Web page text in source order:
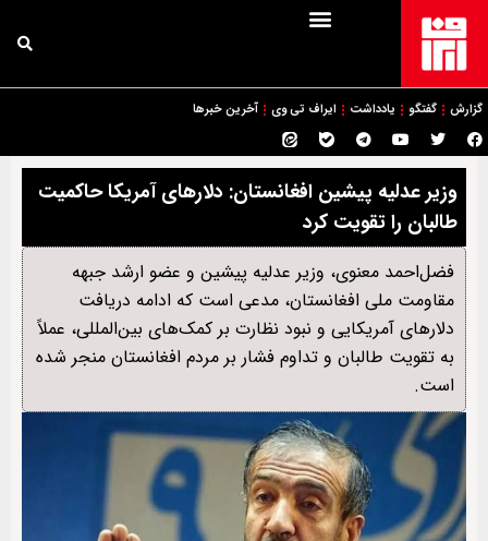
گزارش گفتگو یادداشت ایراف تی وی آخرین خبرها
وزیر عدلیه پیشین افغانستان: دلارهای آمریکا حاکمیت
طالبان را تقویت کرد
فضل‌احمد معنوی، وزیر عدلیه پیشین و عضو ارشد جبهه
مقاومت ملی افغانستان، مدعی است که ادامه دریافت
دلارهای آمریکایی و نبود نظارت بر کمک‌های بین‌المللی، عملاً
به تقویت طالبان و تداوم فشار بر مردم افغانستان منجر شده
است.